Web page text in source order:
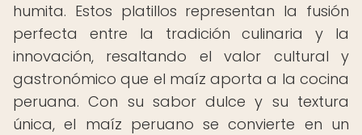
humita. Estos platillos representan la fusión
perfecta entre la tradición culinaria y la
innovación, resaltando el valor cultural y
gastronómico que el maíz aporta a la cocina
peruana. Con su sabor dulce y su textura
única, el maíz peruano se convierte en un